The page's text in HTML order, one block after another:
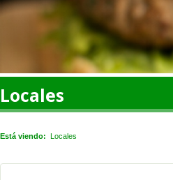
Locales
Está viendo: Locales